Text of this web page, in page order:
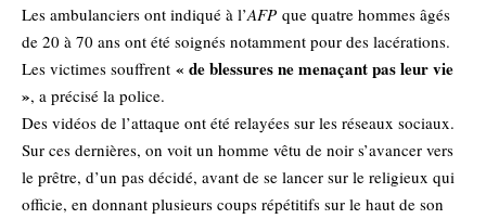
Les ambulanciers ont indiqué à l’AFP que quatre hommes âgés
de 20 à 70 ans ont été soignés notamment pour des lacérations.
Les victimes souffrent « de blessures ne menaçant pas leur vie
», a précisé la police.
Des vidéos de l’attaque ont été relayées sur les réseaux sociaux.
Sur ces dernières, on voit un homme vêtu de noir s’avancer vers
le prêtre, d’un pas décidé, avant de se lancer sur le religieux qui
officie, en donnant plusieurs coups répétitifs sur le haut de son